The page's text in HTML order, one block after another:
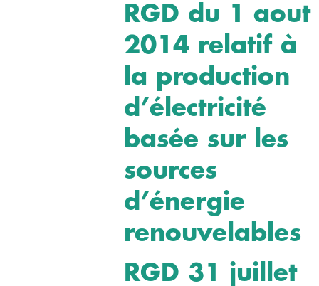
RGD du 1 aout
2014 relatif à
la production
d’électricité
basée sur les
sources
d’énergie
renouvelables
RGD 31 juillet